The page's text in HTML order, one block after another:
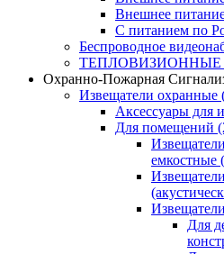
Внешнее
С питанием по
Беспроводное
Охранно-Пожарная
Извещатели охранные
Аксессуары для
Для помещений
емкостные
Для